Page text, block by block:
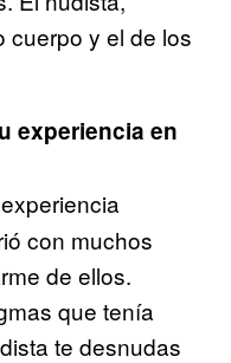
cuerpo y el de los
experiencia en
con muchos
de ellos.
que tenía
te desnudas